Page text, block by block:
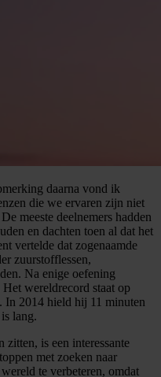
daarna vond ik
die we ervaren zijn niet
meeste deelnemers hadden
en dachten toen al dat het
vertelde dat zogenaamde
zuurstofflessen,
Na enige oefening
wereldrecord staat op
In 2014 hield hij 11 minuten
lang.
zitten, is een interessante
met zoeken naar
te verbeteren, omdat